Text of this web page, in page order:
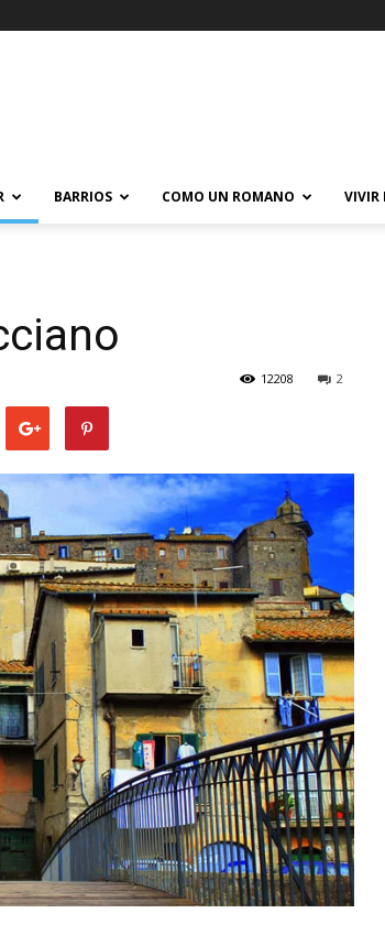
BARRIOS COMO UN ROMANO VIVIR
2
12208